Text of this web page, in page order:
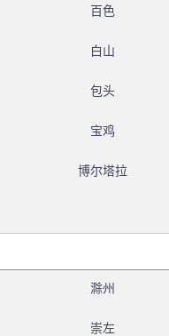
百色
白山
包头
宝鸡
博尔塔拉
滁州
崇左